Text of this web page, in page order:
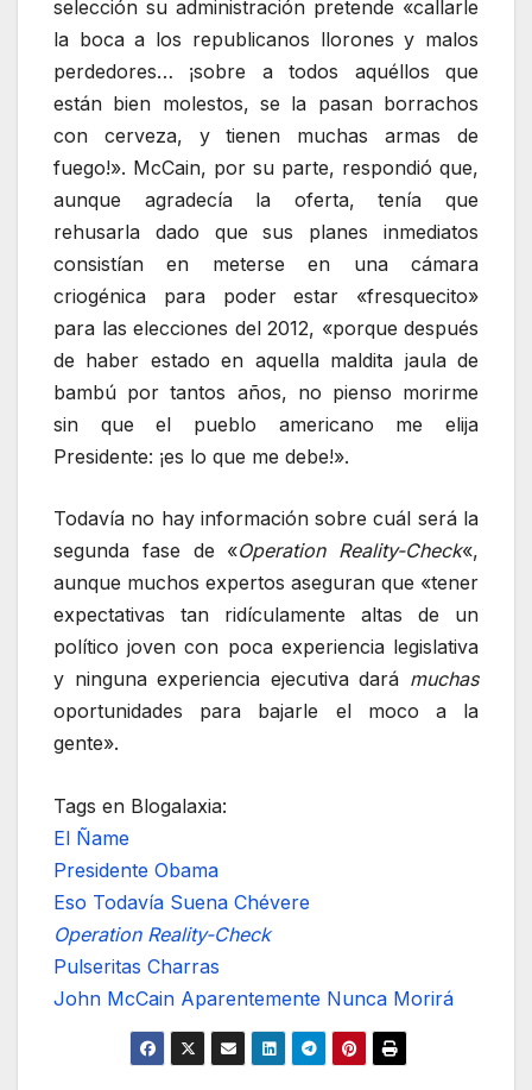
selección su administración pretende «callarle
la boca a los republicanos llorones y malos
perdedores… ¡sobre a todos aquéllos que
están bien molestos, se la pasan borrachos
con cerveza, y tienen muchas armas de
fuego!». McCain, por su parte, respondió que,
aunque agradecía la oferta, tenía que
rehusarla dado que sus planes inmediatos
consistían en meterse en una cámara
criogénica para poder estar «fresquecito»
para las elecciones del 2012, «porque después
de haber estado en aquella maldita jaula de
bambú por tantos años, no pienso morirme
sin que el pueblo americano me elija
Presidente: ¡es lo que me debe!».
Todavía no hay información sobre cuál será la
segunda fase de «Operation Reality-Check«,
aunque muchos expertos aseguran que «tener
expectativas tan ridículamente altas de un
político joven con poca experiencia legislativa
y ninguna experiencia ejecutiva dará muchas
oportunidades para bajarle el moco a la
gente».
Tags en Blogalaxia:
El Ñame
Presidente Obama
Eso Todavía Suena Chévere
Operation Reality-Check
Pulseritas Charras
John McCain Aparentemente Nunca Morirá